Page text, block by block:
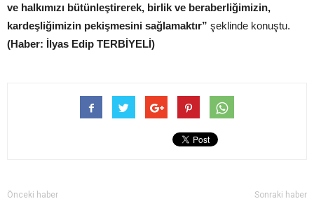
ve halkımızı bütünleştirerek, birlik ve beraberliğimizin,
kardeşliğimizin pekişmesini sağlamaktır” şeklinde konuştu.
(Haber: İlyas Edip TERBİYELİ)
Önceki haber Sonraki haber